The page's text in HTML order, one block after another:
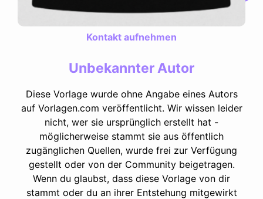
Kontakt aufnehmen
Unbekannter Autor
Diese Vorlage wurde ohne Angabe eines Autors
auf Vorlagen.com veröffentlicht. Wir wissen leider
nicht, wer sie ursprünglich erstellt hat -
möglicherweise stammt sie aus öffentlich
zugänglichen Quellen, wurde frei zur Verfügung
gestellt oder von der Community beigetragen.
Wenn du glaubst, dass diese Vorlage von dir
stammt oder du an ihrer Entstehung mitgewirkt